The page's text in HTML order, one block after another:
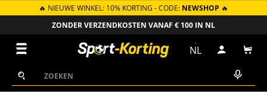
GA NAAR INHOUD
🔥 NIEUWE WINKEL: 10% KORTING - CODE: NEWSHOP 🔥
ZONDER VERZENDKOSTEN VANAF € 100 IN NL
Zoeken
Zoeken
NL Inloggen